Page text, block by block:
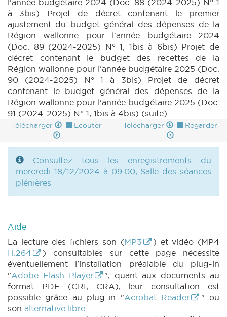
(2024-2025) (PDF)
|PARCHEMIN 88 (2024-
2025) (PDF)
|
BUDGET 89 N° 1 (2024-2025)
(PDF)
| BUDGET 89 N° 1bis (2024-2025)
(PDF)
|BUDGET 89 N° 1 annexe 1 (2024-
2025) (PDF)
|BUDGET 89 N° 1 annexe 2
(2024-2025) (PDF)
|BUDGET 89 N° 1 annexe
3 (2024-2025) (PDF)
|BUDGET 89 N° 1
annexe 4 (2024-2025) (PDF)
|BUDGET 89 N°
1 annexe 5 (2024-2025) (PDF)
|BUDGET 89
N° 1 annexe 5bis (2024-2025) (PDF)
|
BUDGET 89 N° 1 annexe 5ter (2024-2025) (PDF)
|BUDGET 89 N° 1 annexe 6 (2024-2025)
|
BUDGET 89 N° 1 annexe 7 (2024-
2025) (PDF)
|BUDGET 89 N° 1 annexe 8
(2024-2025) (PDF)
|BUDGET 89 N° 1 annexe
9 (2024-2025) (PDF)
| BUDGET 89 N° 1
annexe 10 (2024-2025) (PDF)
2025) (PDF)
BUDGET 89 N° 6bis (2024-2025)
(PDF)
|BUDGET 89 N° 6 annexe 2 (2024-
2025) (PDF)
|BUDGET 89 N° 6 annexe 3
(2024-2025) (PDF)
|BUDGET 89 N° 6 annexe
4 (2024-2025) (PDF)
|BUDGET 89 N° 6
annexes 5 à 5ter (2024-2025) (PDF)
|
BUDGET 89 N° 6 annexes 6 et 10partim (2024-
2025) (PDF)
|
l'année budgétaire 2024 (Doc. 88 (2024-2025) N° 1
à 3bis) Projet de décret contenant le premier
ajustement du budget général des dépenses de la
Région wallonne pour l'année budgétaire 2024
(Doc. 89 (2024-2025) N° 1, 1bis à 6bis) Projet de
décret contenant le budget des recettes de la
Région wallonne pour l'année budgétaire 2025 (Doc.
90 (2024-2025) N° 1 à 3bis) Projet de décret
contenant le budget général des dépenses de la
Région wallonne pour l'année budgétaire 2025 (Doc.
91 (2024-2025) N° 1, 1bis à 4bis) (suite)
Télécharger Ecouter Télécharger Regarder
Consultez tous les enregistrements du
mercredi 18/12/2024 à 09:00, Salle des séances
plénières
Aide
La lecture des fichiers son (MP3
) et vidéo (MP4
H.264
) consultables sur cette page nécessite
éventuellement l'installation préalable du plug-in
"Adobe Flash Player
", quant aux documents au
format PDF (CRI, CRA), leur consultation est
possible grâce au plug-in "Acrobat Reader
" ou
son alternative libre.